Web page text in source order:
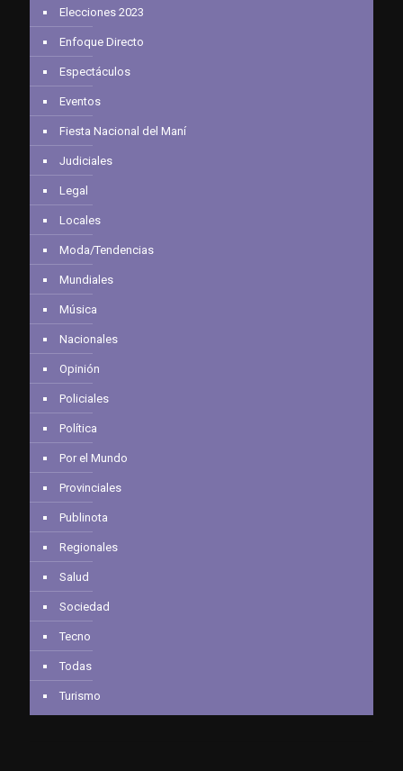
Elecciones 2023
Enfoque Directo
Espectáculos
Eventos
Fiesta Nacional del Maní
Judiciales
Legal
Locales
Moda/Tendencias
Mundiales
Música
Nacionales
Opinión
Policiales
Política
Por el Mundo
Provinciales
Publinota
Regionales
Salud
Sociedad
Tecno
Todas
Turismo